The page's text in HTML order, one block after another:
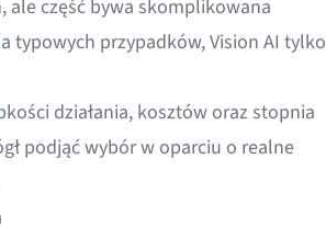
część bywa skomplikowana
typowych przypadków, Vision AI tylko
działania, kosztów oraz stopnia
podjąć wybór w oparciu o realne